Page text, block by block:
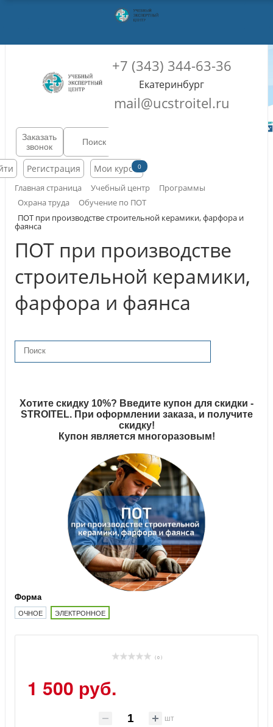
+7 (343) 344-63-36
Екатеринбург
mail@ucstroitel.ru
Заказать
звонок
Регистрация Мои курсы0
Главная страница Учебный центр
Программы
Охрана труда
Обучение по ПОТ
ПОТ при производстве строительной керамики, фарфора и
фаянса
ПОТ при производстве
строительной керамики,
фарфора и фаянса
Хотите скидку 10%? Введите купон для скидки -
STROITEL. При оформлении заказа, и получите
скидку!
Купон является многоразовым!
Форма
ОЧНОЕ ЭЛЕКТРОННОЕ
( 0 )
1 500 руб.
шт